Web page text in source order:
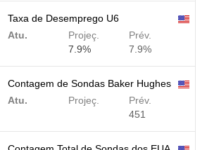
Taxa de Desemprego U6
Atu.
Projeç.
7.9%
Prév.
7.9%
Contagem de Sondas Baker Hughes
Atu.
Projeç.
Prév.
451